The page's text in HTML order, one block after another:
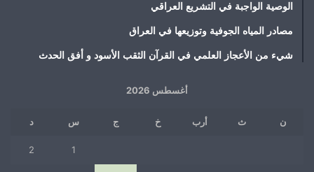
الوصية الواجبة في التشريع العراقي
مصادر المياه الجوفية وتوزيعها في العراق
شيء من الأعجاز العلمي في القرآن الثقب الأسود و أفق الحدث
أغسطس 2026
ن ث أرب خ ج س د
1
2